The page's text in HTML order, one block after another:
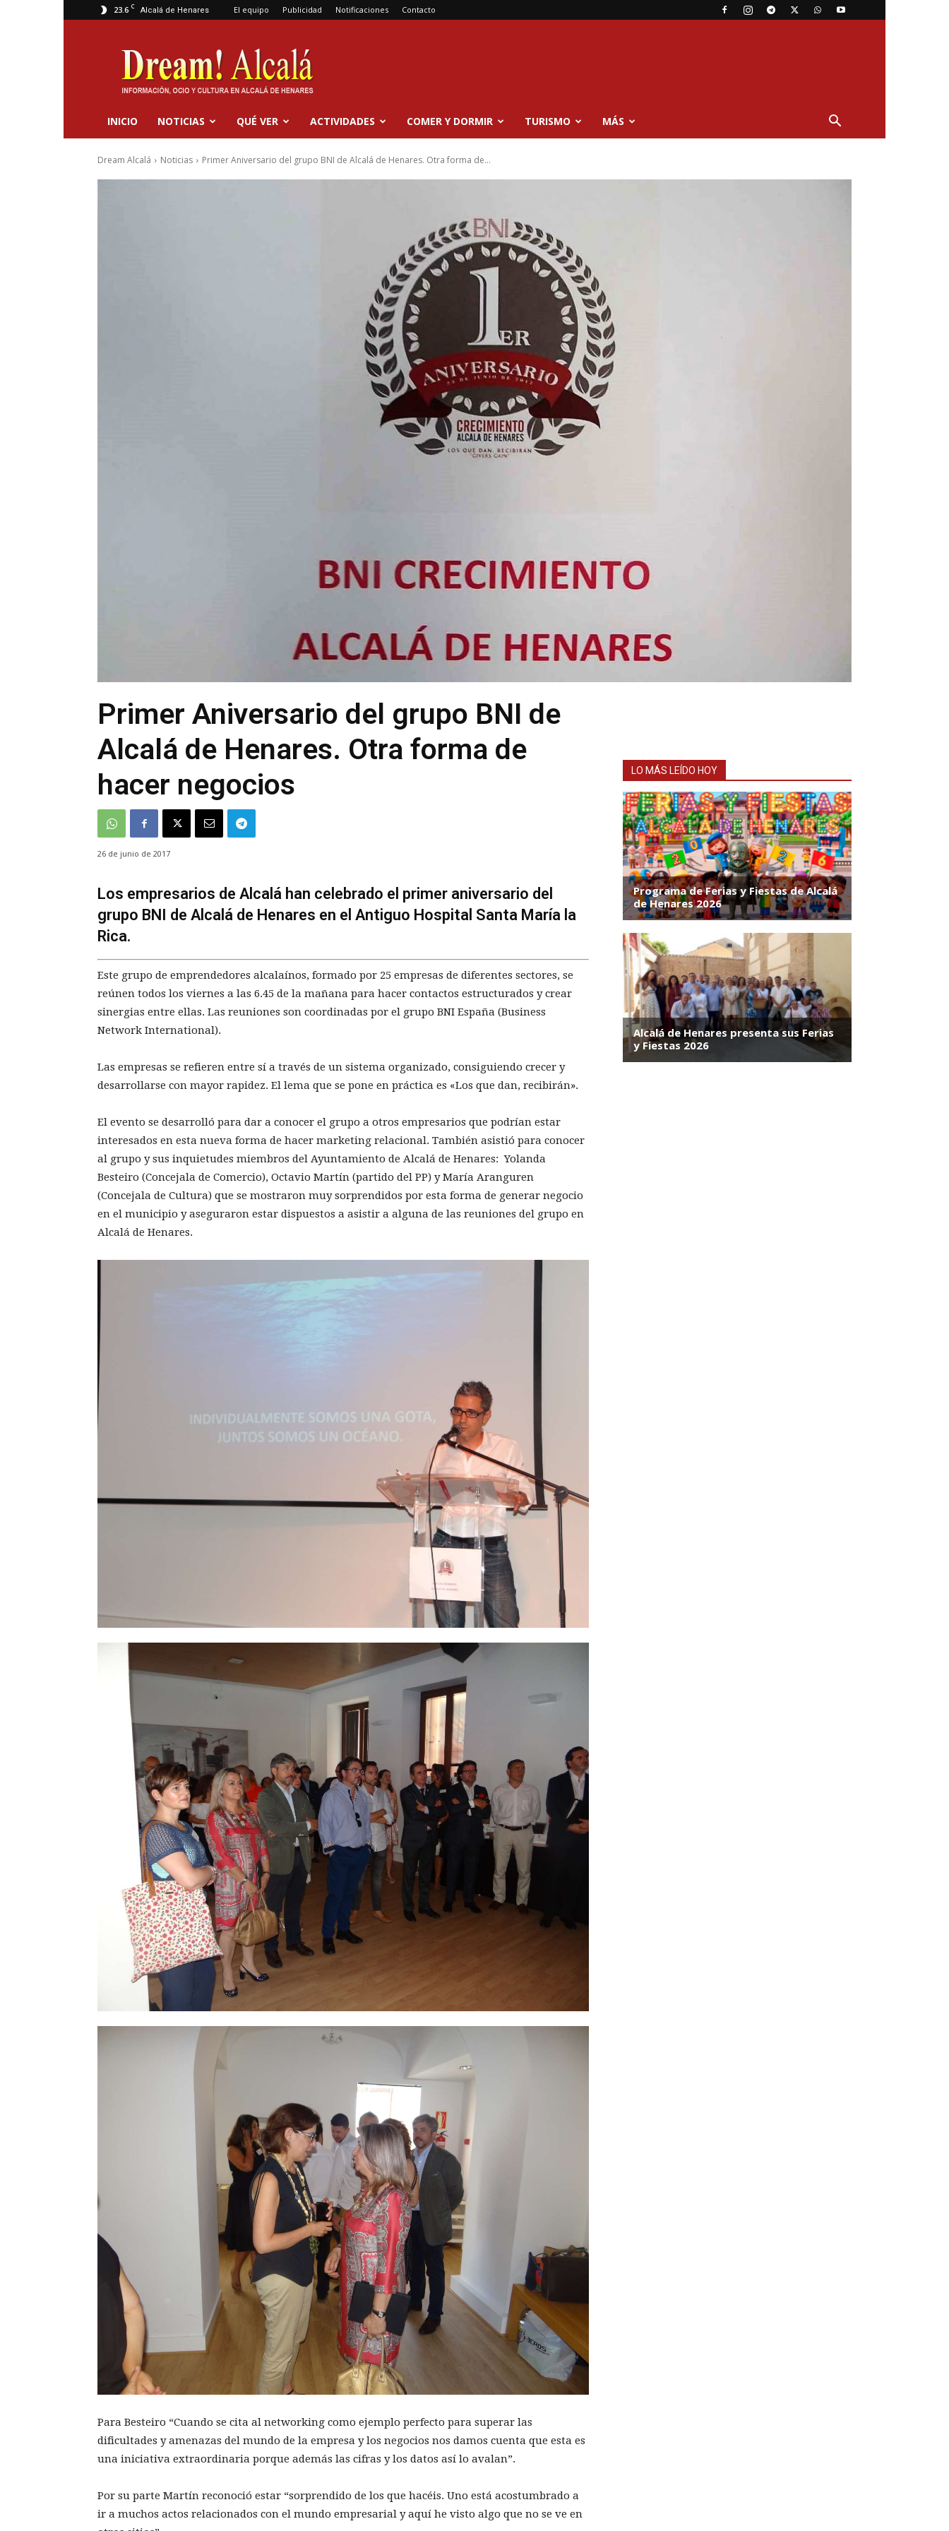
23.6 C Alcalá de Henares El equipo Publicidad Notificaciones Contacto
Dream
Alcalá
INICIO NOTICIAS QUÉ VER ACTIVIDADES COMER Y DORMIR TURISMO MÁS
Dream Alcalá Noticias Primer Aniversario del grupo BNI de Alcalá de Henares. Otra forma de...
Primer Aniversario del grupo BNI de
Alcalá de Henares. Otra forma de
hacer negocios
26 de junio de 2017
Los empresarios de Alcalá han celebrado el primer aniversario del
grupo BNI de Alcalá de Henares en el Antiguo Hospital Santa María la
Rica.
Este grupo de emprendedores alcalaínos, formado por 25 empresas de diferentes sectores, se
reúnen todos los viernes a las 6.45 de la mañana para hacer contactos estructurados y crear
sinergias entre ellas. Las reuniones son coordinadas por el grupo BNI España (Business
Network International).
Las empresas se refieren entre sí a través de un sistema organizado, consiguiendo crecer y
desarrollarse con mayor rapidez. El lema que se pone en práctica es «Los que dan, recibirán».
El evento se desarrolló para dar a conocer el grupo a otros empresarios que podrían estar
interesados en esta nueva forma de hacer marketing relacional. También asistió para conocer
al grupo y sus inquietudes miembros del Ayuntamiento de Alcalá de Henares: Yolanda
Besteiro (Concejala de Comercio), Octavio Martín (partido del PP) y María Aranguren
(Concejala de Cultura) que se mostraron muy sorprendidos por esta forma de generar negocio
en el municipio y aseguraron estar dispuestos a asistir a alguna de las reuniones del grupo en
Alcalá de Henares.
Para Besteiro “Cuando se cita al networking como ejemplo perfecto para superar las
dificultades y amenazas del mundo de la empresa y los negocios nos damos cuenta que esta es
una iniciativa extraordinaria porque además las cifras y los datos así lo avalan”.
Por su parte Martín reconoció estar “sorprendido de los que hacéis. Uno está acostumbrado a
ir a muchos actos relacionados con el mundo empresarial y aquí he visto algo que no se ve en
LO MÁS LEÍDO HOY